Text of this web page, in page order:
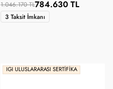
1.046.170 TL784.630 TL
3 Taksit İmkanı
IGI ULUSLARARASI SERTIFIKA